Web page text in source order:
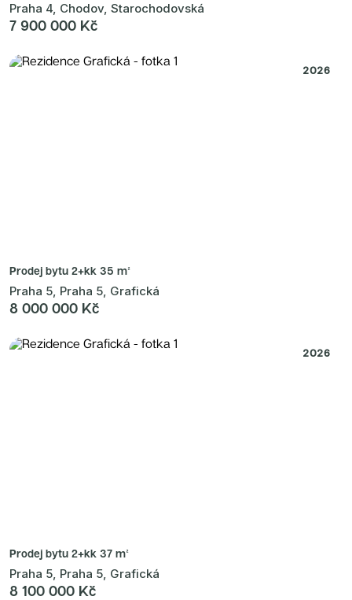
Praha 4, Chodov, Starochodovská
7 900 000 Kč
2026
Prodej bytu 2+kk 35 m²
Praha 5, Praha 5, Grafická
8 000 000 Kč
2026
Prodej bytu 2+kk 37 m²
Praha 5, Praha 5, Grafická
8 100 000 Kč